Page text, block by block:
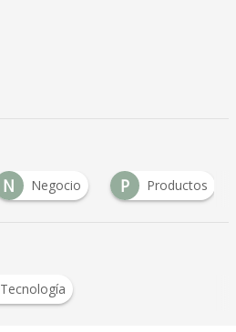
N Negocio P Productos
Tecnología